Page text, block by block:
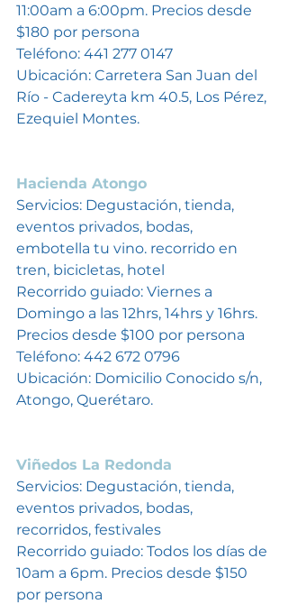
11:00am a 6:00pm. Precios desde
$180 por persona
Teléfono: 441 277 0147
Ubicación: Carretera San Juan del
Río - Cadereyta km 40.5, Los Pérez,
Ezequiel Montes.
Hacienda Atongo
Servicios: Degustación, tienda,
eventos privados, bodas,
embotella tu vino. recorrido en
tren, bicicletas, hotel
Recorrido guiado: Viernes a
Domingo a las 12hrs, 14hrs y 16hrs.
Precios desde $100 por persona
Teléfono: 442 672 0796
Ubicación: Domicilio Conocido s/n,
Atongo, Querétaro.
Viñedos La Redonda
Servicios: Degustación, tienda,
eventos privados, bodas,
recorridos, festivales
Recorrido guiado: Todos los días de
10am a 6pm. Precios desde $150
por persona